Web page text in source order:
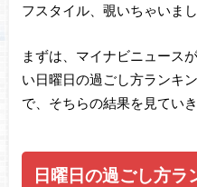
フスタイル、覗いちゃいま
まずは、マイナビニュース
い日曜日の過ごし方ランキ
で、そちらの結果を見てい
日曜日の過ごし方ラ